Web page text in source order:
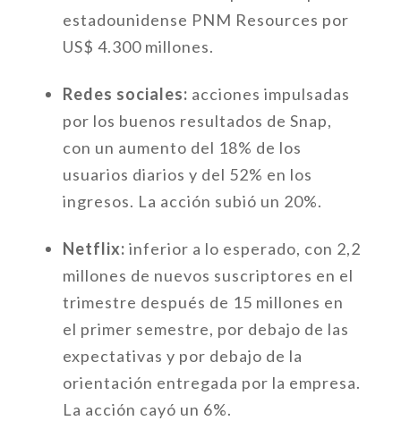
estadounidense PNM Resources por
US$ 4.300 millones.
Redes sociales: acciones impulsadas
por los buenos resultados de Snap,
con un aumento del 18% de los
usuarios diarios y del 52% en los
ingresos. La acción subió un 20%.
Netflix: inferior a lo esperado, con 2,2
millones de nuevos suscriptores en el
trimestre después de 15 millones en
el primer semestre, por debajo de las
expectativas y por debajo de la
orientación entregada por la empresa.
La acción cayó un 6%.